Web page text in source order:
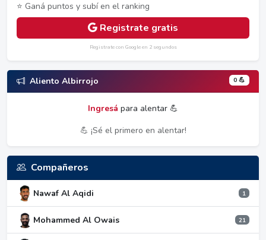
⭐ Ganá puntos y subí en el ranking
Registrate gratis
Registrate con Google en 2 segundos
Aliento Albirrojo 0 💪
Ingresá para alentar 💪
💪 ¡Sé el primero en alentar!
Compañeros
Nawaf Al Aqidi 1
Mohammed Al Owais 21